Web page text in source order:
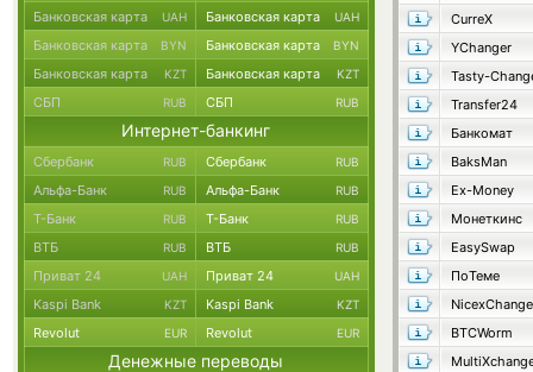
CurreX
YChanger
Tasty-
Transfer24
Банкомат
BaksMan
Ex-Money
Монеткинс
EasySwap
ПоТеме
BTCWorm
Банковская карта UAH Банковская карта UAH
Банковская карта BYN Банковская карта BYN
Банковская карта KZT Банковская карта KZT
СБП RUB СБП RUB
Интернет-банкинг
Сбербанк RUB Сбербанк RUB
Альфа-Банк RUB Альфа-Банк RUB
Т-Банк RUB Т-Банк RUB
ВТБ RUB ВТБ RUB
Приват 24 UAH Приват 24 UAH
Kaspi Bank KZT Kaspi Bank KZT
Revolut EUR Revolut EUR
Денежные переводы